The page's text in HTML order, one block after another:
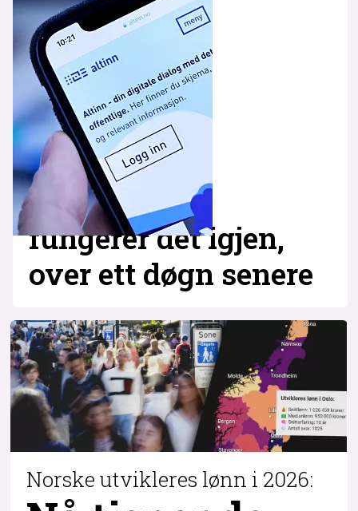
fungerer det igjen,
over ett døgn senere
Norske utvikleres lønn i 2026: